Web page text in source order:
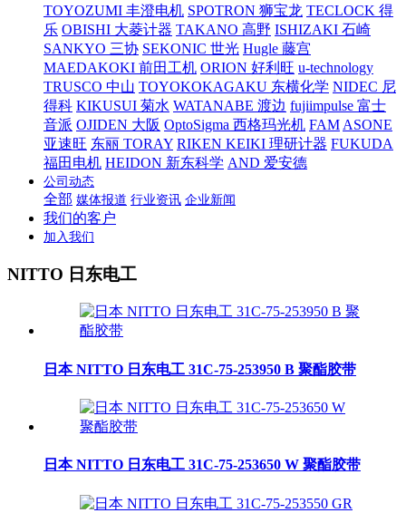
TOYOZUMI 丰澄电机 SPOTRON 狮宝龙 TECLOCK 得
乐 OBISHI 大菱计器 TAKANO 高野 ISHIZAKI 石崎
SANKYO 三协 SEKONIC 世光 Hugle 藤宫
MAEDAKOKI 前田工机 ORION 好利旺 u-technology
TRUSCO 中山 TOYOKOKAGAKU 东横化学 NIDEC 尼
得科 KIKUSUI 菊水 WATANABE 渡边 fujiimpulse 富士
音派 OJIDEN 大阪 OptoSigma 西格玛光机 FAM ASONE
亚速旺 东丽 TORAY RIKEN KEIKI 理研计器 FUKUDA
福田电机 HEIDON 新东科学 AND 爱安德
公司动态
全部 媒体报道 行业资讯 企业新闻
我们的客户
加入我们
NITTO 日东电工
日本 NITTO 日东电工 31C-75-253950 B 聚酯胶带
日本 NITTO 日东电工 31C-75-253650 W 聚酯胶带